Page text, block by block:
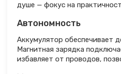
душе — фокус на
Автономность
Аккумулятор обеспечивает
Магнитная зарядка
избавляет от проводов,